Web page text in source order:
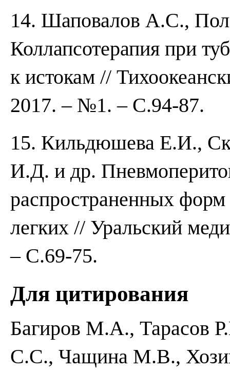
14. Шаповалов А.С.,
Коллапсотерапия при
к истокам //
2017. – №1. – С.94-87.
15. Кильдюшева Е.И.,
И.Д. и др.
распространенных форм
легких // Уральский
– С.69-75.
Для цитирования
Багиров М.А., Тарасов
С.С., Чащина М.В.,